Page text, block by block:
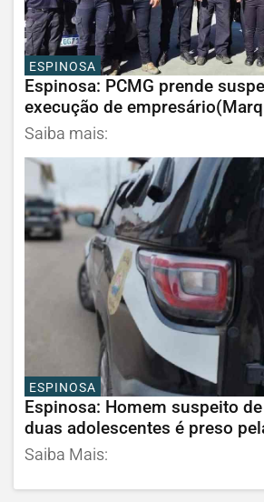
ESPINOSA
Espinosa: PCMG prende
execução de
Saiba mais:
ESPINOSA
Espinosa: Homem suspeito
duas adolescentes é preso
Saiba Mais: